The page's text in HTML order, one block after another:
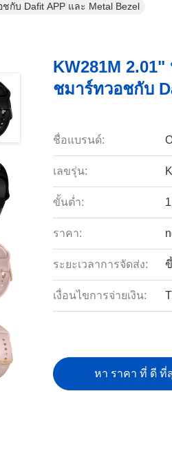
กับ Dafit APP และ Metal Bezel
KW281M
ชมาร์ทวอชกับ
ชื่อแบรนด์:
เลขรุ่น:
ขั้นต่ำ:
ราคา:
ระยะเวลาการจัดส่ง:
เงื่อนไขการจ่ายเงิน:
หา ราคา ที่ ดี ที่